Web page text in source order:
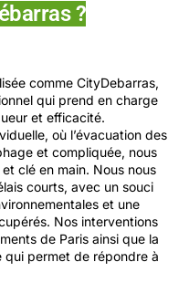
?
comme CityDebarras,
qui prend en charge
et efficacité.
où l’évacuation des
et compliquée, nous
clé en main. Nous nous
courts, avec un souci
et une
Nos interventions
de Paris ainsi que la
permet de répondre à